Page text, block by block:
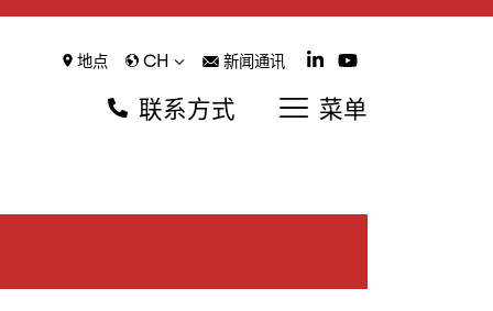
地点 CH 新闻通讯
联系方式 菜单